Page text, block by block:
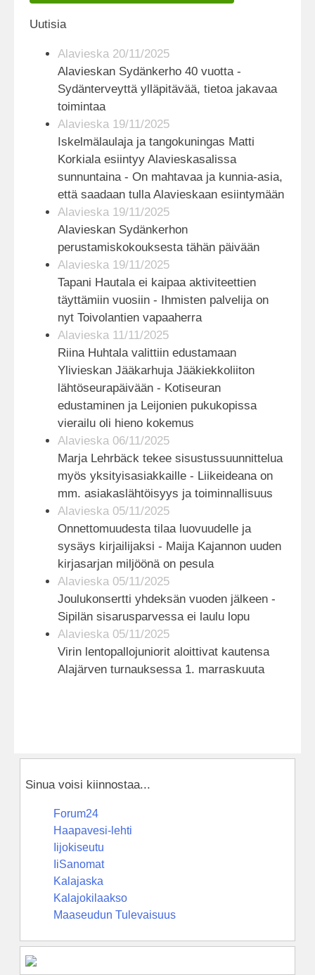
Uutisia
Alavieska 20/11/2025
Alavieskan Sydänkerho 40 vuotta -
Sydänterveyttä ylläpitävää, tietoa jakavaa
toimintaa
Alavieska 19/11/2025
Iskelmälaulaja ja tangokuningas Matti
Korkiala esiintyy Alavieskasalissa
sunnuntaina - On mahtavaa ja kunnia-asia,
että saadaan tulla Alavieskaan esiintymään
Alavieska 19/11/2025
Alavieskan Sydänkerhon
perustamiskokouksesta tähän päivään
Alavieska 19/11/2025
Tapani Hautala ei kaipaa aktiviteettien
täyttämiin vuosiin - Ihmisten palvelija on
nyt Toivolantien vapaaherra
Alavieska 11/11/2025
Riina Huhtala valittiin edustamaan
Ylivieskan Jääkarhuja Jääkiekkoliiton
lähtöseurapäivään - Kotiseuran
edustaminen ja Leijonien pukukopissa
vierailu oli hieno kokemus
Alavieska 06/11/2025
Marja Lehrbäck tekee sisustussuunnittelua
myös yksityisasiakkaille - Liikeideana on
mm. asiakaslähtöisyys ja toiminnallisuus
Alavieska 05/11/2025
Onnettomuudesta tilaa luovuudelle ja
sysäys kirjailijaksi - Maija Kajannon uuden
kirjasarjan miljöönä on pesula
Alavieska 05/11/2025
Joulukonsertti yhdeksän vuoden jälkeen -
Sipilän sisarusparvessa ei laulu lopu
Alavieska 05/11/2025
Virin lentopallojuniorit aloittivat kautensa
Alajärven turnauksessa 1. marraskuuta
Sinua voisi kiinnostaa...
Forum24
Haapavesi-lehti
Iijokiseutu
IiSanomat
Kalajaska
Kalajokilaakso
Maaseudun Tulevaisuus